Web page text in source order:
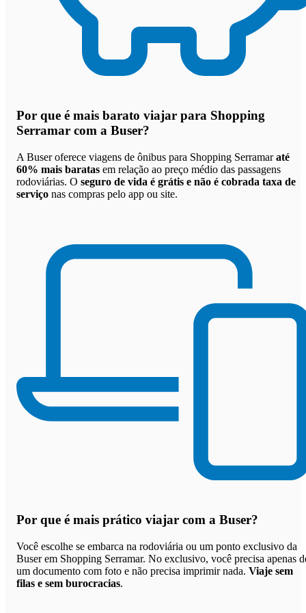
Por que é mais barato viajar para Shopping
Serramar com a Buser?
A Buser oferece viagens de ônibus para Shopping Serramaraté
60% mais baratas em relação ao preço médio das passagens
rodoviárias. O seguro de vida é grátis e não é cobrada taxa de
serviço nas compras pelo app ou site.
Por que é mais prático viajar com a Buser?
Você escolhe se embarca na rodoviária ou um ponto exclusivo da
Buser em Shopping Serramar. No exclusivo, você precisa apenas
um documento com foto e não precisa imprimir nada. Viaje sem
filas e sem burocracias.